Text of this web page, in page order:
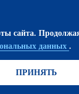
сайта.
данных .
ПРИНЯТЬ